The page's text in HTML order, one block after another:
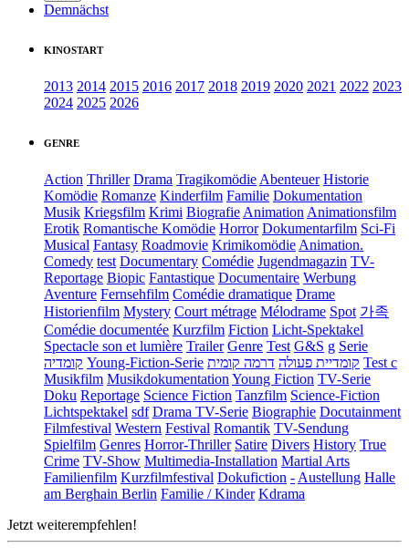
Demnächst
KINOSTART
2013 2014 2015 2016 2017 2018 2019 2020 2021 2022 2023
2024 2025 2026
GENRE
Action Thriller Drama Tragikomödie Abenteuer Historie
Komödie Romanze Kinderfilm Familie Dokumentation
Musik Kriegsfilm Krimi Biografie Animation Animationsfilm
Erotik Romantische Komödie Horror Dokumentarfilm Sci-Fi
Musical Fantasy Roadmovie Krimikomödie Animation.
Comedy test Documentary Comédie Jugendmagazin TV-
Reportage Biopic Fantastique Documentaire Werbung
Aventure Fernsehfilm Comédie dramatique Drame
Historienfilm Mystery Court métrage Mélodrame Spot 가족
Comédie documentée Kurzfilm Fiction Licht-Spektakel
Spectacle son et lumière Trailer Genre Test G&S g Serie
קומדיה Young-Fiction-Serie קומדיית פעולה דרמה קומית
Test c
Musikfilm Musikdokumentation Young Fiction TV-Serie
Doku Reportage Science Fiction Tanzfilm Science-Fiction
Lichtspektakel sdf Drama TV-Serie Biographie Docutainment
Filmfestival Western Festival Romantik TV-Sendung
Spielfilm Genres Horror-Thriller Satire Divers History True
Crime TV-Show Multimedia-Installation Martial Arts
Familienfilm Kurzfilmfestival Dokufiction - Austellung Halle
am Berghain Berlin Familie / Kinder Kdrama
Jetzt weiterempfehlen!